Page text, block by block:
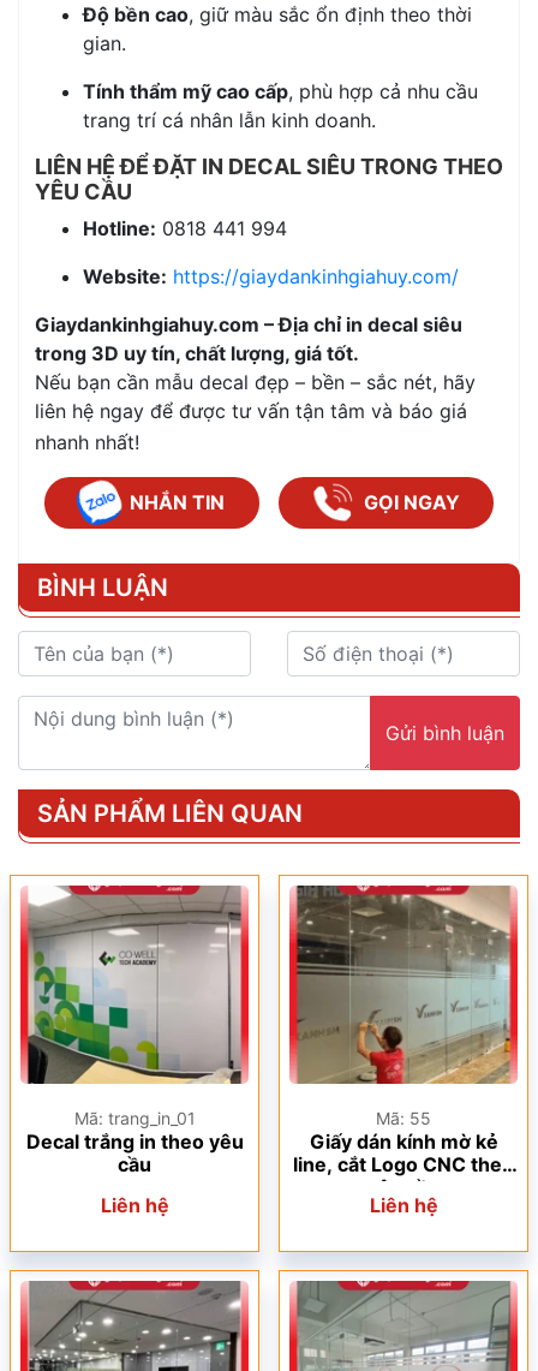
Độ bền cao, giữ màu sắc ổn định theo thời
gian.
Tính thẩm mỹ cao cấp, phù hợp cả nhu cầu
trang trí cá nhân lẫn kinh doanh.
LIÊN HỆ ĐỂ ĐẶT IN DECAL SIÊU TRONG THEO
YÊU CẦU
Hotline: 0818 441 994
Website: https://giaydankinhgiahuy.com/
Giaydankinhgiahuy.com – Địa chỉ in decal siêu
trong 3D uy tín, chất lượng, giá tốt.
Nếu bạn cần mẫu decal đẹp – bền – sắc nét, hãy
liên hệ ngay để được tư vấn tận tâm và báo giá
nhanh nhất!
NHẮN TIN GỌI NGAY
BÌNH LUẬN
Gửi bình luận
SẢN PHẨM LIÊN QUAN
Mã: trang_in_01
Decal trắng in theo yêu
cầu
Liên hệ
Mã: 55
Giấy dán kính mờ kẻ
line, cắt Logo CNC theo
yêu cầu
Liên hệ